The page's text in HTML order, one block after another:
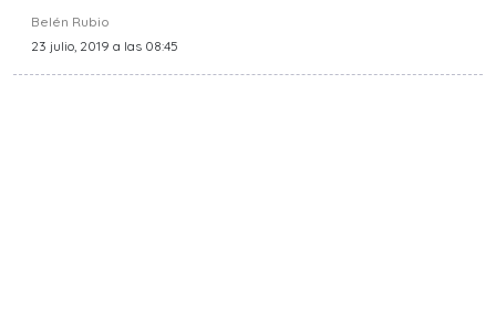
Belén Rubio
23 julio, 2019 a las 08:45